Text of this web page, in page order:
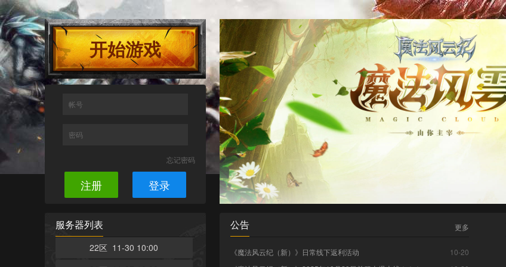
开始游戏
帐号
密码
忘记密码
注册 登录
服务器列表
22区 11-30 10:00
公告 更多
10-20
《魔法风云纪（新）》日常线下返利活动